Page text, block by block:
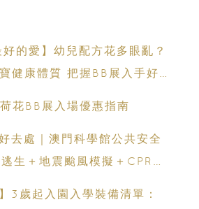
好的愛】幼兒配方花多眼亂？
健康體質 把握BB展入手好
花BB展入場優惠指南
去處｜澳門科學館公共安全
生＋地震颱風模擬＋CPR急
3歲起入園入學裝備清單：